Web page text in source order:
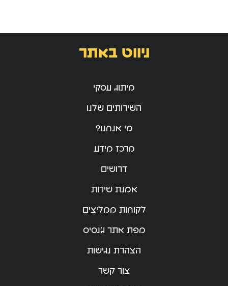
ניווט באתר
מיתוג עסקי
השירותים שלנו
מי אנחנו?
מרכז מידע
דרושים
אמנת שירות
לקוחות ממליצים
מפת אתר ג’נסיס
הצהרת נגישות
צור קשר